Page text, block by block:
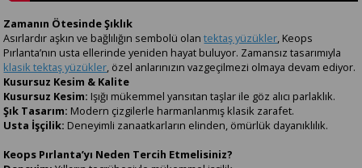
Zamanın Ötesinde Şıklık
Asırlardır aşkın ve bağlılığın sembolü olantektaş yüzükler, Keops
Pırlanta’nın usta ellerinde yeniden hayat buluyor. Zamansız tasarımıyla
klasik tektaş yüzükler, özel anlarınızın vazgeçilmezi olmaya devam ediyor.
Kusursuz Kesim & Kalite
Kusursuz Kesim: Işığı mükemmel yansıtan taşlar ile göz alıcı parlaklık.
Şık Tasarım: Modern çizgilerle harmanlanmış klasik zarafet.
Usta İşçilik: Deneyimli zanaatkarların elinden, ömürlük dayanıklılık.
Keops Pırlanta’yı Neden Tercih Etmelisiniz?